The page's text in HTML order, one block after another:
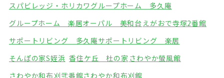
スパビレッジ・ホリカワ グループホーム 多久庵
グループホーム 楽居オーパル 美和台 えがおで寺塚2番館
サポートリビング 多久庵サポートリビング 楽居
そんぽの家S姪浜 香住ケ丘 杜の家 さわやか螢風館
さわやか和布刈弐番館さわやか和布刈館